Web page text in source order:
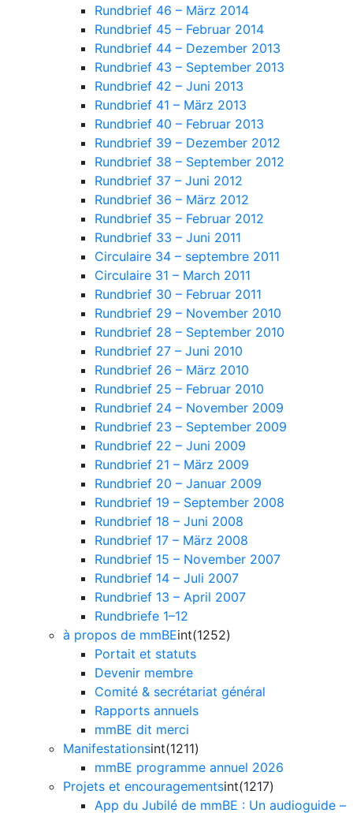
Rundbrief 46 – März 2014
Rundbrief 45 – Februar 2014
Rundbrief 44 – Dezember 2013
Rundbrief 43 – September 2013
Rundbrief 42 – Juni 2013
Rundbrief 41 – März 2013
Rundbrief 40 – Februar 2013
Rundbrief 39 – Dezember 2012
Rundbrief 38 – September 2012
Rundbrief 37 – Juni 2012
Rundbrief 36 – März 2012
Rundbrief 35 – Februar 2012
Rundbrief 33 – Juni 2011
Circulaire 34 – septembre 2011
Circulaire 31 – March 2011
Rundbrief 30 – Februar 2011
Rundbrief 29 – November 2010
Rundbrief 28 – September 2010
Rundbrief 27 – Juni 2010
Rundbrief 26 – März 2010
Rundbrief 25 – Februar 2010
Rundbrief 24 – November 2009
Rundbrief 23 – September 2009
Rundbrief 22 – Juni 2009
Rundbrief 21 – März 2009
Rundbrief 20 – Januar 2009
Rundbrief 19 – September 2008
Rundbrief 18 – Juni 2008
Rundbrief 17 – März 2008
Rundbrief 15 – November 2007
Rundbrief 14 – Juli 2007
Rundbrief 13 – April 2007
Rundbriefe 1–12
à propos de mmBEint(1252)
Portait et statuts
Devenir membre
Comité & secrétariat général
Rapports annuels
mmBE dit merci
Manifestationsint(1211)
mmBE programme annuel 2026
Projets et encouragementsint(1217)
App du Jubilé de mmBE : Un audioguide –